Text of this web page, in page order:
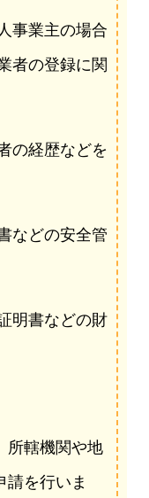
事業主の場合
者の登録に関
の経歴などを
などの安全管
明書などの財
所轄機関や地
請を行いま